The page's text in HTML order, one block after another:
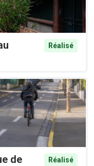
Réalisé
de
Réalisé